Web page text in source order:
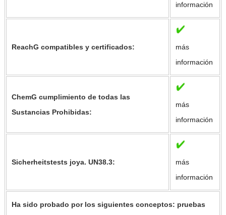
información
ReachG compatibles y certificados:
más
información
ChemG cumplimiento de todas las
Sustancias Prohibidas:
más
información
Sicherheitstests joya. UN38.3:
más
información
Ha sido probado por los siguientes conceptos: pruebas